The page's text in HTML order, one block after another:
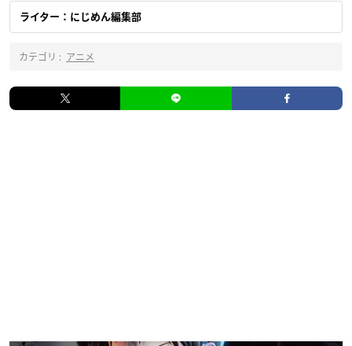
ライター：にじめん編集部
カテゴリ : アニメ